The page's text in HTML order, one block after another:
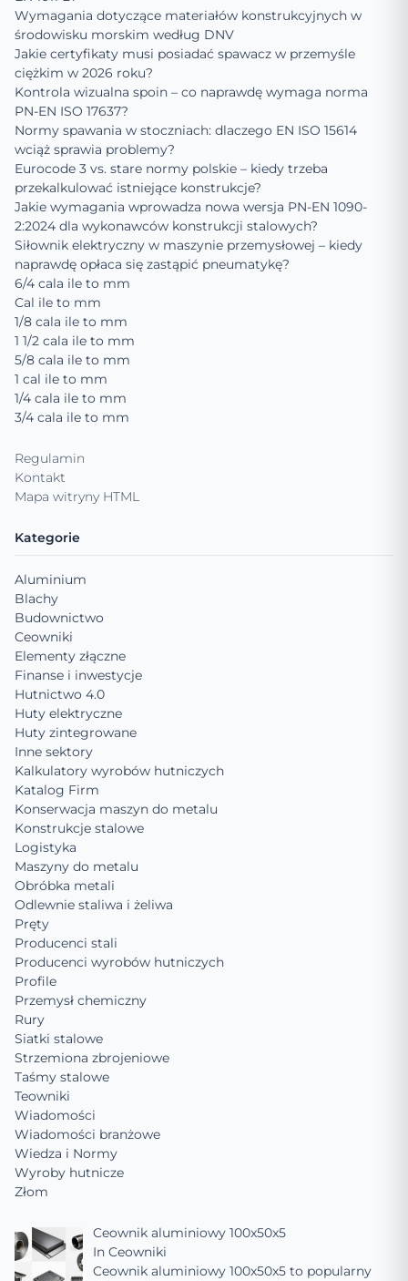
Wymagania dotyczące materiałów konstrukcyjnych w
środowisku morskim według DNV
Jakie certyfikaty musi posiadać spawacz w przemyśle
ciężkim w 2026 roku?
Kontrola wizualna spoin – co naprawdę wymaga norma
PN-EN ISO 17637?
Normy spawania w stoczniach: dlaczego EN ISO 15614
wciąż sprawia problemy?
Eurocode 3 vs. stare normy polskie – kiedy trzeba
przekalkulować istniejące konstrukcje?
Jakie wymagania wprowadza nowa wersja PN-EN 1090-
2:2024 dla wykonawców konstrukcji stalowych?
Siłownik elektryczny w maszynie przemysłowej – kiedy
naprawdę opłaca się zastąpić pneumatykę?
6/4 cala ile to mm
Cal ile to mm
1/8 cala ile to mm
1 1/2 cala ile to mm
5/8 cala ile to mm
1 cal ile to mm
1/4 cala ile to mm
3/4 cala ile to mm
Regulamin
Kontakt
Mapa witryny HTML
Kategorie
Aluminium
Blachy
Budownictwo
Ceowniki
Elementy złączne
Finanse i inwestycje
Hutnictwo 4.0
Huty elektryczne
Huty zintegrowane
Inne sektory
Kalkulatory wyrobów hutniczych
Katalog Firm
Konserwacja maszyn do metalu
Konstrukcje stalowe
Logistyka
Maszyny do metalu
Obróbka metali
Odlewnie staliwa i żeliwa
Pręty
Producenci stali
Producenci wyrobów hutniczych
Profile
Przemysł chemiczny
Rury
Siatki stalowe
Strzemiona zbrojeniowe
Taśmy stalowe
Teowniki
Wiadomości
Wiadomości branżowe
Wiedza i Normy
Wyroby hutnicze
Złom
Ceownik aluminiowy 100x50x5
In Ceowniki
Ceownik aluminiowy 100x50x5 to popularny